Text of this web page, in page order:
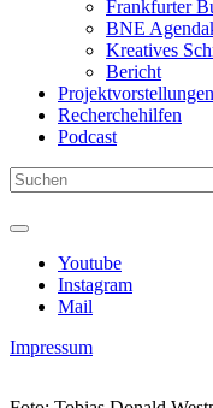
Frankfurter
BNE
Kreatives
Bericht
Projektvorstellungen
Recherchehilfen
Podcast
Youtube
Instagram
Mail
Impressum